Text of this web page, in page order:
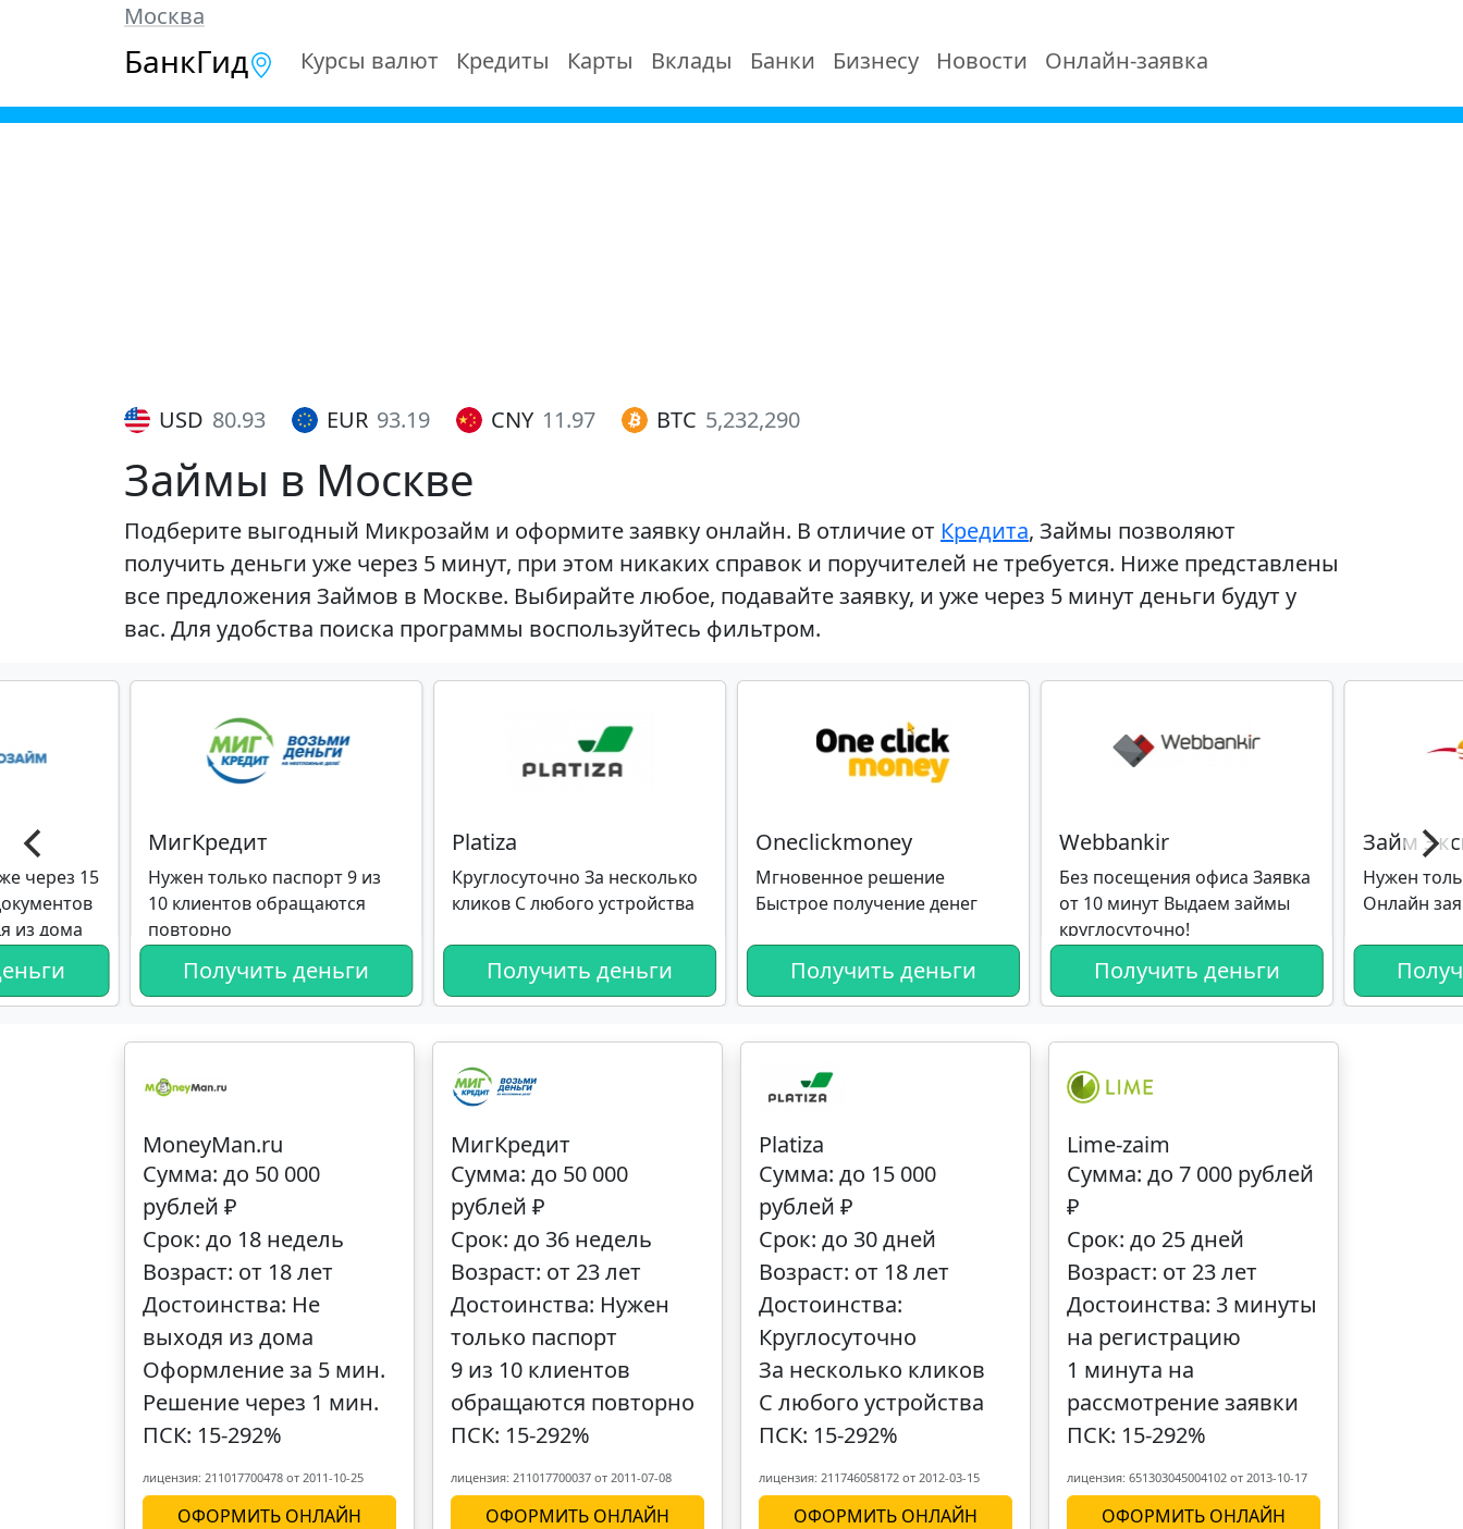
Москва
БанкГид Курсы валют Кредиты Карты Вклады Банки Бизнесу Новости Онлайн-заявка
USD 80.93 EUR 93.19 CNY 11.97 BTC 5,232,290
Займы в Москве
Подберите выгодный Микрозайм и оформите заявку онлайн. В отличие от Кредита, Займы позволяют
получить деньги уже через 5 минут, при этом никаких справок и поручителей не требуется. Ниже представлены
все предложения Займов в Москве. Выбирайте любое, подавайте заявку, и уже через 5 минут деньги будут у
вас. Для удобства поиска программы воспользуйтесь фильтром.
МигКредит
Нужен только паспорт 9 из
10 клиентов обращаются
повторно
Получить деньги
Platiza
Круглосуточно За несколько
кликов С любого устройства
Получить деньги
Oneclickmoney
Мгновенное решение
Быстрое получение денег
Получить деньги
Webbankir
Без посещения офиса Заявка
от 10 минут Выдаем займы
круглосуточно!
Получить деньги
Займ
Нужен
Онлайн
через 15
из дома
MoneyMan.ru
Сумма: до 50 000
рублей ₽
Срок: до 18 недель
Возраст: от 18 лет
Достоинства: Не
выходя из дома
Оформление за 5 мин.
Решение через 1 мин.
ПСК: 15-292%
лицензия: 211017700478 от 2011-10-25
ОФОРМИТЬ ОНЛАЙН
МигКредит
Сумма: до 50 000
рублей ₽
Срок: до 36 недель
Возраст: от 23 лет
Достоинства: Нужен
только паспорт
9 из 10 клиентов
обращаются повторно
ПСК: 15-292%
лицензия: 211017700037 от 2011-07-08
ОФОРМИТЬ ОНЛАЙН
Platiza
Сумма: до 15 000
рублей ₽
Срок: до 30 дней
Возраст: от 18 лет
Достоинства:
Круглосуточно
За несколько кликов
С любого устройства
ПСК: 15-292%
лицензия: 211746058172 от 2012-03-15
ОФОРМИТЬ ОНЛАЙН
Lime-zaim
Сумма: до 7 000 рублей
₽
Срок: до 25 дней
Возраст: от 23 лет
Достоинства: 3 минуты
на регистрацию
1 минута на
рассмотрение заявки
ПСК: 15-292%
лицензия: 651303045004102 от 2013-10-17
ОФОРМИТЬ ОНЛАЙН